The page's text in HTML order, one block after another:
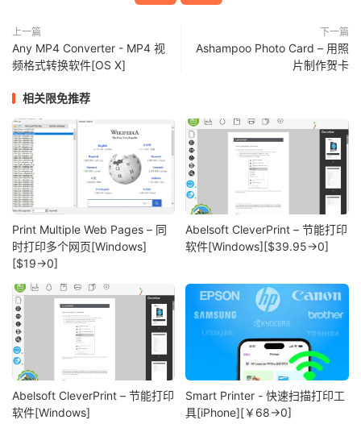
上一篇
Any MP4 Converter - MP4 视
频格式转换软件[OS X]
下一篇
Ashampoo Photo Card – 用照
片制作贺卡
相关限免推荐
Print Multiple Web Pages – 同
时打印多个网页[Windows]
[$19→0]
Abelsoft CleverPrint – 节能打印
软件[Windows][$39.95→0]
Abelsoft CleverPrint – 节能打印
软件[Windows]
Smart Printer - 快速扫描打印工
具[iPhone][￥68→0]